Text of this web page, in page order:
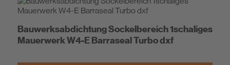
Bauwerksabdichtung Sockelbereich 1schaliges
Mauerwerk W4-E Barraseal Turbo dxf